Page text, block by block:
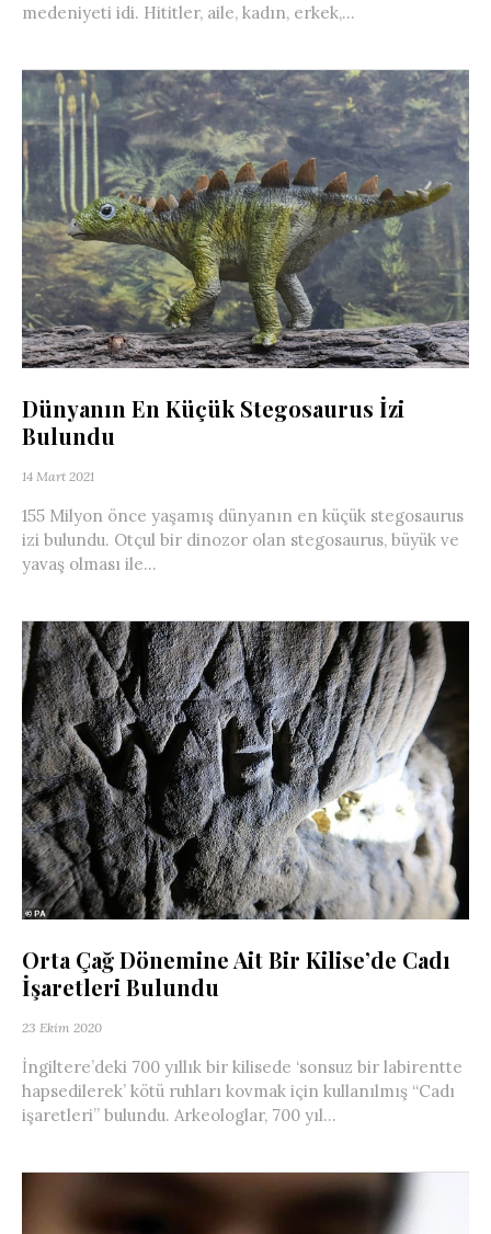
medeniyeti idi. Hititler, aile, kadın, erkek,...
Dünyanın En Küçük Stegosaurus İzi
Bulundu
14 Mart 2021
155 Milyon önce yaşamış dünyanın en küçük stegosaurus
izi bulundu. Otçul bir dinozor olan stegosaurus, büyük ve
yavaş olması ile...
Orta Çağ Dönemine Ait Bir Kilise’de Cadı
İşaretleri Bulundu
23 Ekim 2020
İngiltere’deki 700 yıllık bir kilisede ‘sonsuz bir labirentte
hapsedilerek’ kötü ruhları kovmak için kullanılmış “Cadı
işaretleri” bulundu. Arkeologlar, 700 yıl...